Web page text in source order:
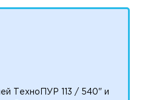
ТехноПУР 113 / 540" и